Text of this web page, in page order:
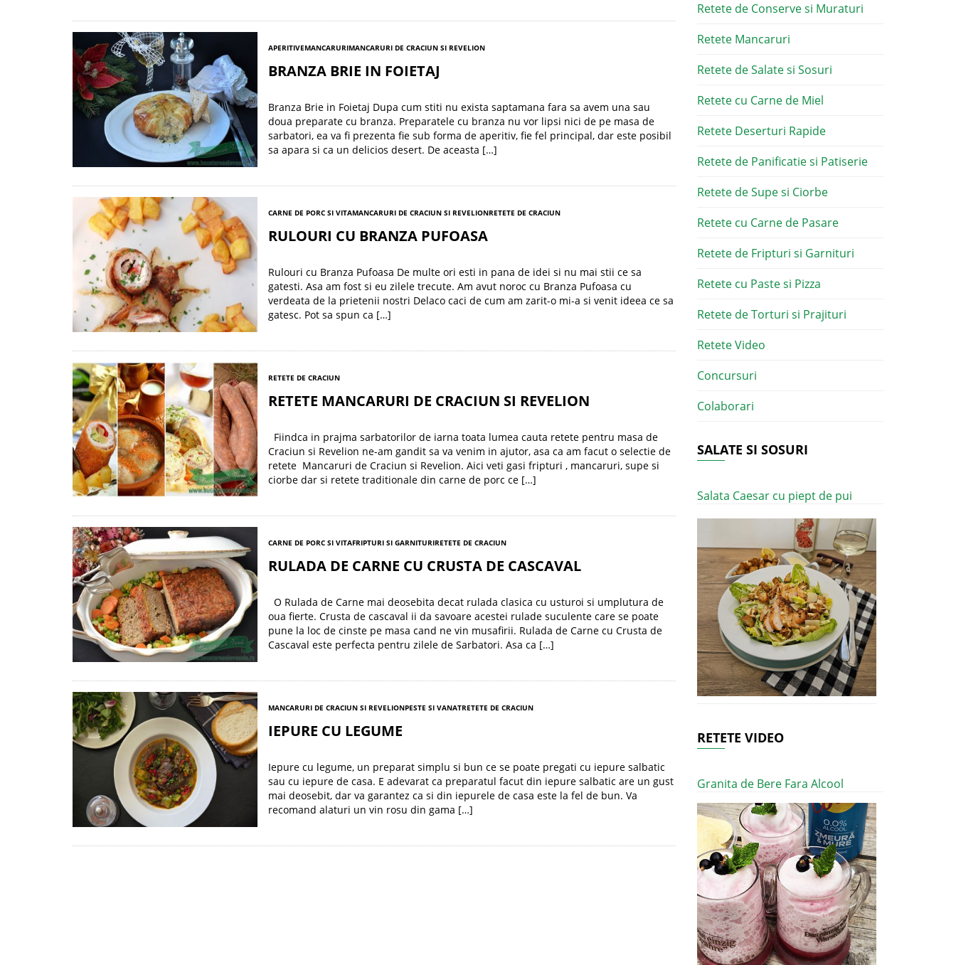
APERITIVEMANCARURIMANCARURI DE CRACIUN SI REVELION
BRANZA BRIE IN FOIETAJ
Branza Brie in Foietaj Dupa cum stiti nu exista saptamana fara sa avem una sau
doua preparate cu branza. Preparatele cu branza nu vor lipsi nici de pe masa de
sarbatori, ea va fi prezenta fie sub forma de aperitiv, fie fel principal, dar este posibil
sa apara si ca un delicios desert. De aceasta […]
CARNE DE PORC SI VITAMANCARURI DE CRACIUN SI REVELIONRETETE DE CRACIUN
RULOURI CU BRANZA PUFOASA
Rulouri cu Branza Pufoasa De multe ori esti in pana de idei si nu mai stii ce sa
gatesti. Asa am fost si eu zilele trecute. Am avut noroc cu Branza Pufoasa cu
verdeata de la prietenii nostri Delaco caci de cum am zarit-o mi-a si venit ideea ce sa
gatesc. Pot sa spun ca […]
RETETE DE CRACIUN
RETETE MANCARURI DE CRACIUN SI REVELION
Fiindca in prajma sarbatorilor de iarna toata lumea cauta retete pentru masa de
Craciun si Revelion ne-am gandit sa va venim in ajutor, asa ca am facut o selectie de
retete Mancaruri de Craciun si Revelion. Aici veti gasi fripturi , mancaruri, supe si
ciorbe dar si retete traditionale din carne de porc ce […]
CARNE DE PORC SI VITAFRIPTURI SI GARNITURIRETETE DE CRACIUN
RULADA DE CARNE CU CRUSTA DE CASCAVAL
O Rulada de Carne mai deosebita decat rulada clasica cu usturoi si umplutura de
oua fierte. Crusta de cascaval ii da savoare acestei rulade suculente care se poate
pune la loc de cinste pe masa cand ne vin musafirii. Rulada de Carne cu Crusta de
Cascaval este perfecta pentru zilele de Sarbatori. Asa ca […]
MANCARURI DE CRACIUN SI REVELIONPESTE SI VANATRETETE DE CRACIUN
IEPURE CU LEGUME
Iepure cu legume, un preparat simplu si bun ce se poate pregati cu iepure salbatic
sau cu iepure de casa. E adevarat ca preparatul facut din iepure salbatic are un gust
mai deosebit, dar va garantez ca si din iepurele de casa este la fel de bun. Va
recomand alaturi un vin rosu din gama […]
Retete de Conserve si Muraturi
Retete Mancaruri
Retete de Salate si Sosuri
Retete cu Carne de Miel
Retete Deserturi Rapide
Retete de Panificatie si Patiserie
Retete de Supe si Ciorbe
Retete cu Carne de Pasare
Retete de Fripturi si Garnituri
Retete cu Paste si Pizza
Retete de Torturi si Prajituri
Retete Video
Concursuri
Colaborari
SALATE SI SOSURI
Salata Caesar cu piept de pui
RETETE VIDEO
Granita de Bere Fara Alcool